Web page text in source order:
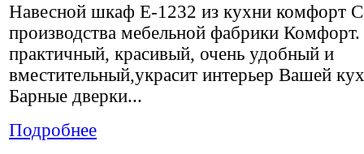
Навесной шкаф Е-1232 из кухни комфорт
производства мебельной фабрики
практичный, красивый, очень удобный и
вместительный,украсит интерьер Вашей
Барные дверки...
Подробнее